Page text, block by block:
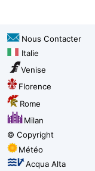
Nous Contacter
Italie
Venise
Florence
Rome
Milan
© Copyright
Météo
Acqua Alta